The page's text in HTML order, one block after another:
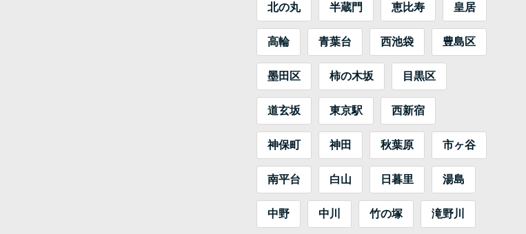
北の丸 半蔵門 恵比寿 皇居
高輪 青葉台 西池袋 豊島区
墨田区 柿の木坂 目黒区
道玄坂 東京駅 西新宿
神保町 神田 秋葉原 市ヶ谷
南平台 白山 日暮里 湯島
中野 中川 竹の塚 滝野川